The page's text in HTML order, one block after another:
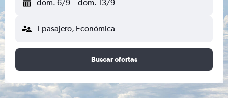
dom. 6/9 - dom. 13/9
1 pasajero, Económica
Buscar ofertas